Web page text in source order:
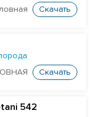
Скачать
Скачать
542